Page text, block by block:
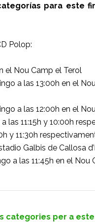
para este
Polop:
el Nou Camp el Terol
a las 13:00h en el
a las 12:00h en el
las 11:15h y 10:00h
y 11:30h
Galbis de Callosa
a las 11:45h en el Nou
per a